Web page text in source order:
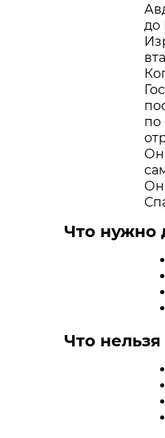
до
по
Он
Он
Что нужно
Что